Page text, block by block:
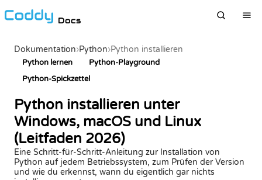
Docs
Dokumentation›Python›Python installieren
Python lernen
Python-Playground
Python-Spickzettel
Python installieren unter
Windows, macOS und Linux
(Leitfaden 2026)
Eine Schritt-für-Schritt-Anleitung zur Installation von
Python auf jedem Betriebssystem, zum Prüfen der Version
und wie du erkennst, wann du eigentlich gar nichts